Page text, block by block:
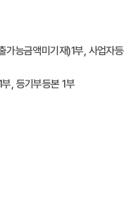
능금액미기재)1부, 사업자
, 등기부등본 1부